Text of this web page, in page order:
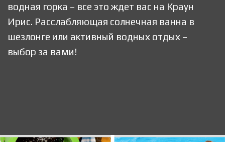
водная горка – все это ждет вас на Краун
Ирис. Расслабляющая солнечная ванна в
шезлонге или активный водных отдых –
выбор за вами!